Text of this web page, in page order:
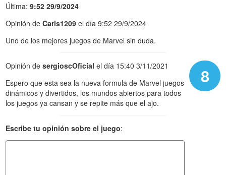
Última:9:52 29/9/2024
Opinión deCarls1209 el día 9:52 29/9/2024
Uno de los mejores juegos de Marvel sin duda.
8
Opinión desergioscOficial el día 15:40 3/11/2021
Espero que esta sea la nueva formula de Marvel juegos
dinámicos y divertidos, los mundos abiertos para todos
los juegos ya cansan y se repite más que el ajo.
Escribe tu opinión sobre el juego: